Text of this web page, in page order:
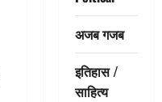
अजब गजब
इतिहास /
साहित्य